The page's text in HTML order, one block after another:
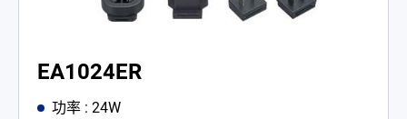
EA1024ER
功率 : 24W